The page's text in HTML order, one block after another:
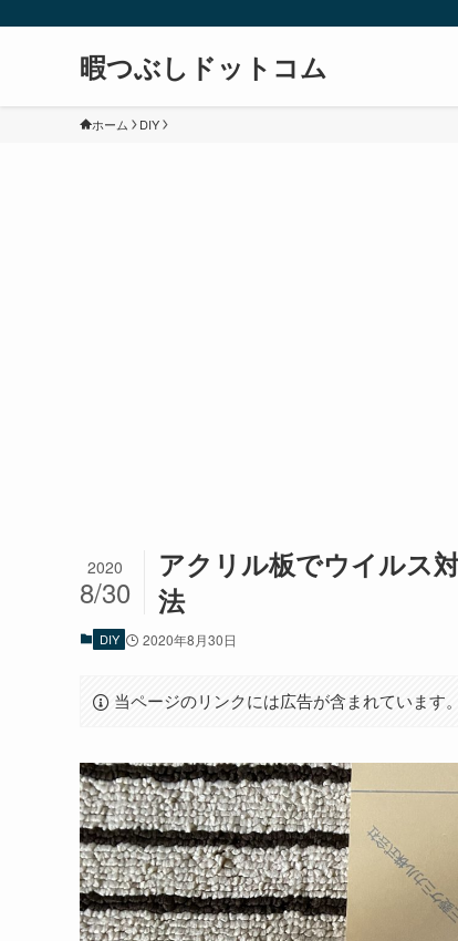
暇つぶしドットコム
ホーム DIY
アクリル板でウイルス
法
2020
8/30
DIY 2020年8月30日
当ページのリンクには広告が含まれています。